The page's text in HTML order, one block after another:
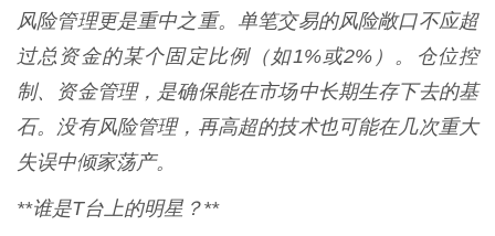
风险管理更是重中之重。单笔交易的风险敞口不应超
过总资金的某个固定比例（如1%或2%）。仓位控
制、资金管理，是确保能在市场中长期生存下去的基
石。没有风险管理，再高超的技术也可能在几次重大
失误中倾家荡产。
**谁是T台上的明星？**